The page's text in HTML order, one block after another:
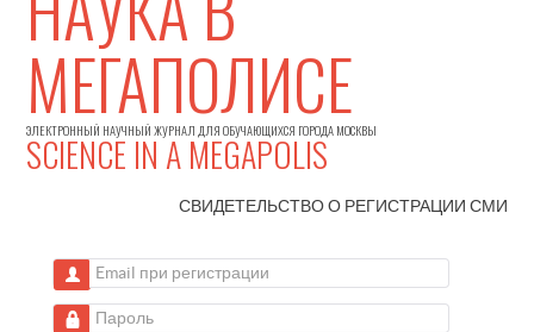
МЕГАПОЛИСЕ
ЭЛЕКТРОННЫЙ НАУЧНЫЙ ЖУРНАЛ ДЛЯ ОБУЧАЮЩИХСЯ ГОРОДА МОСКВЫ
SCIENCE IN A MEGAPOLIS
СВИДЕТЕЛЬСТВО О РЕГИСТРАЦИИСМИ
Email при регистрации
Пароль